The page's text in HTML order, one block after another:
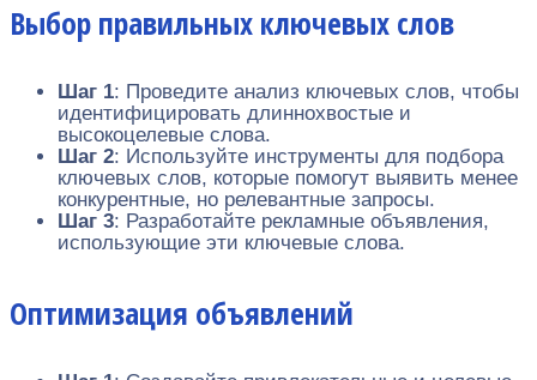
Выбор правильных ключевых слов
Шаг 1: Проведите анализ ключевых слов, чтобы
идентифицировать длиннохвостые и
высокоцелевые слова.
Шаг 2: Используйте инструменты для подбора
ключевых слов, которые помогут выявить менее
конкурентные, но релевантные запросы.
Шаг 3: Разработайте рекламные объявления,
использующие эти ключевые слова.
Оптимизация объявлений